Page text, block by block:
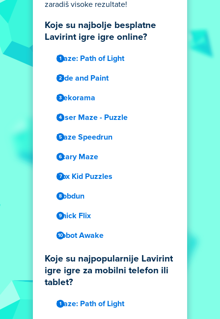
zaradiš visoke rezultate!
Koje su najbolje besplatne
Lavirint igre igre online?
Maze: Path of Light
Hide and Paint
Mekorama
Laser Maze - Puzzle
Maze Speedrun
Scary Maze
Box Kid Puzzles
Gobdun
Chick Flix
Robot Awake
Koje su najpopularnije Lavirint
igre igre za mobilni telefon ili
tablet?
Maze: Path of Light